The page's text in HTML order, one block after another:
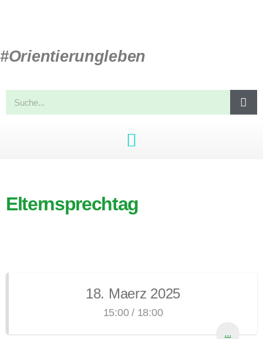
#Orientierungleben
Elternsprechtag
18. Maerz 2025
15:00 / 18:00
...